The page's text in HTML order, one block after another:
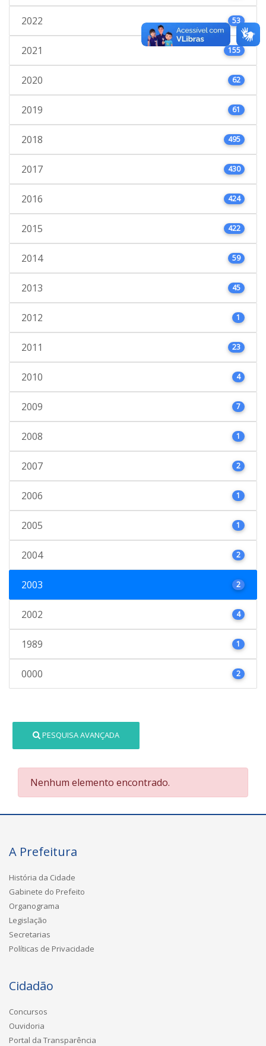
2022 53
2021 155
2020 62
2019 61
2018 495
2017 430
2016 424
2015 422
2014 59
2013 45
2012 1
2011 23
2010 4
2009 7
2008 1
2007 2
2006 1
2005 1
2004 2
2003 2
2002 4
1989 1
0000 2
PESQUISA AVANÇADA
Nenhum elemento encontrado.
A Prefeitura
História da Cidade
Gabinete do Prefeito
Organograma
Legislação
Secretarias
Políticas de Privacidade
Cidadão
Concursos
Ouvidoria
Portal da Transparência